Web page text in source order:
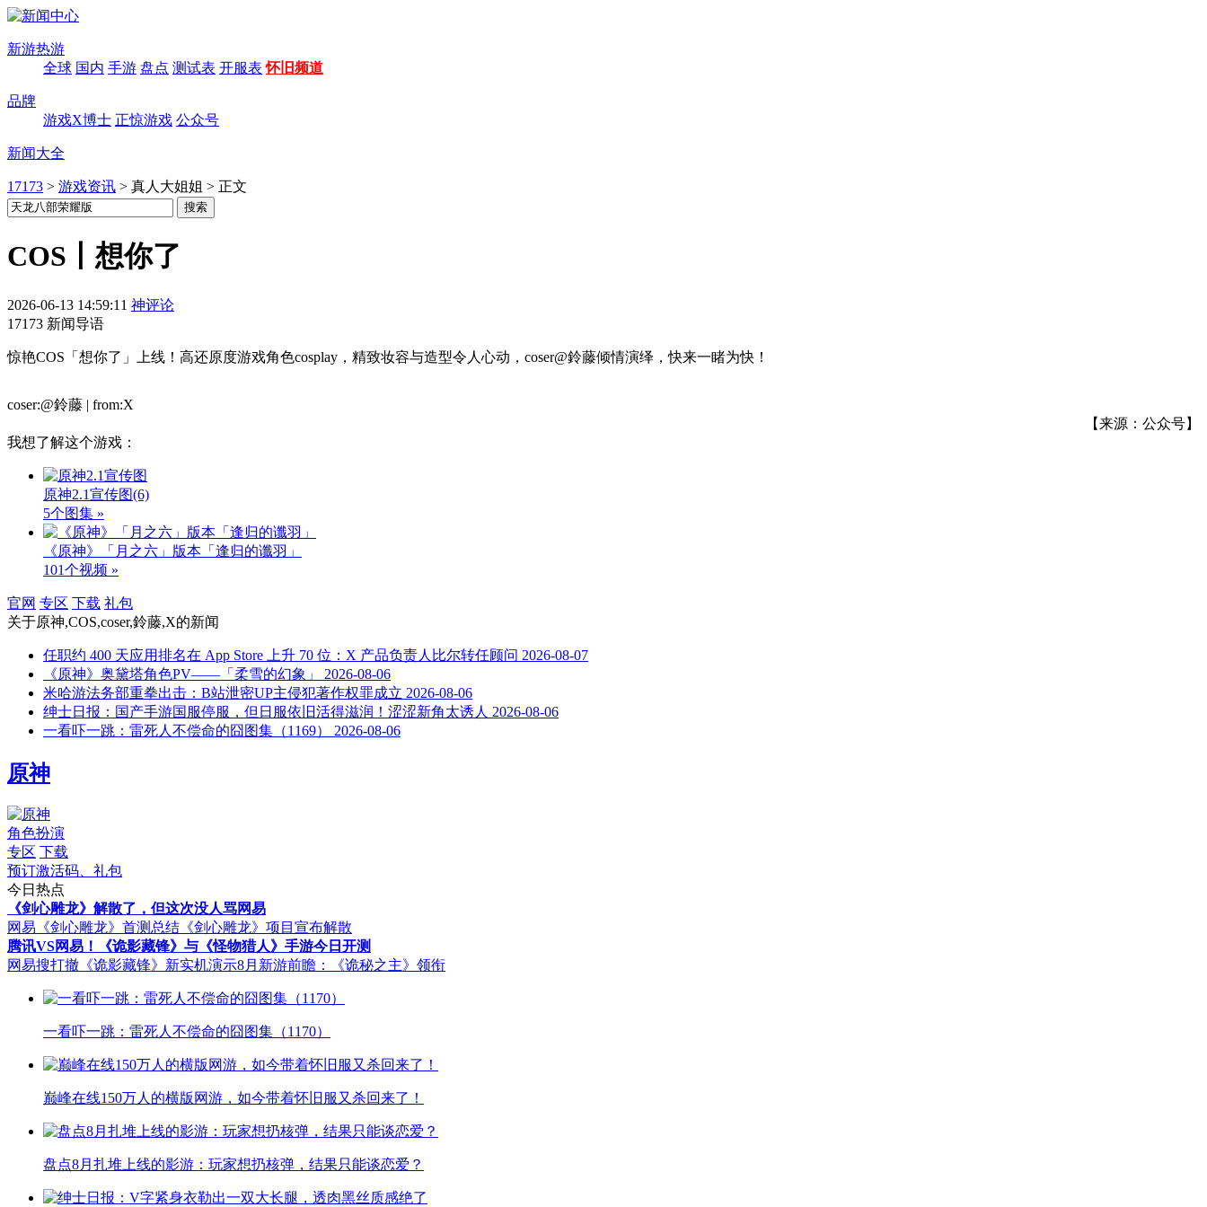
新游热游
全球 国内 手游 盘点 测试表 开服表 怀旧频道
品牌
游戏X博士 正惊游戏 公众号
新闻大全
17173 > 游戏资讯 > 真人大姐姐 > 正文
COS丨想你了
2026-06-13 14:59:11 神评论
17173 新闻导语
惊艳COS「想你了」上线！高还原度游戏角色cosplay，精致妆容与造型令人心动，coser@鈴藤倾情演绎，快来一睹为快！
coser:@鈴藤 | from:X
【来源：公众号】
我想了解这个游戏：
原神2.1宣传图(6)
5个图集 »
《原神》「月之六」版本「逢归的谶羽」
101个视频 »
官网 专区 下载 礼包
关于原神,COS,coser,鈴藤,X的新闻
任职约 400 天应用排名在 App Store 上升 70 位：X 产品负责人比尔转任顾问 2026-08-07
《原神》奥黛塔角色PV——「柔雪的幻象」
2026-08-06
米哈游法务部重拳出击：B站泄密UP主侵犯著作权罪成立 2026-08-06
绅士日报：国产手游国服停服，但日服依旧活得滋润！涩涩新角太诱人 2026-08-06
一看吓一跳：雷死人不偿命的囧图集（1169）
2026-08-06
原神
角色扮演
专区 下载
预订激活码、礼包
今日热点
《剑心雕龙》解散了，但这次没人骂网易
网易《剑心雕龙》首测总结 《剑心雕龙》项目宣布解散
腾讯VS网易！《诡影藏锋》与《怪物猎人》手游今日开测
网易搜打撤《诡影藏锋》新实机演示8月新游前瞻：《诡秘之主》领衔
一看吓一跳：雷死人不偿命的囧图集（1170）
巅峰在线150万人的横版网游，如今带着怀旧服又杀回来了！
盘点8月扎堆上线的影游：玩家想扔核弹，结果只能谈恋爱？